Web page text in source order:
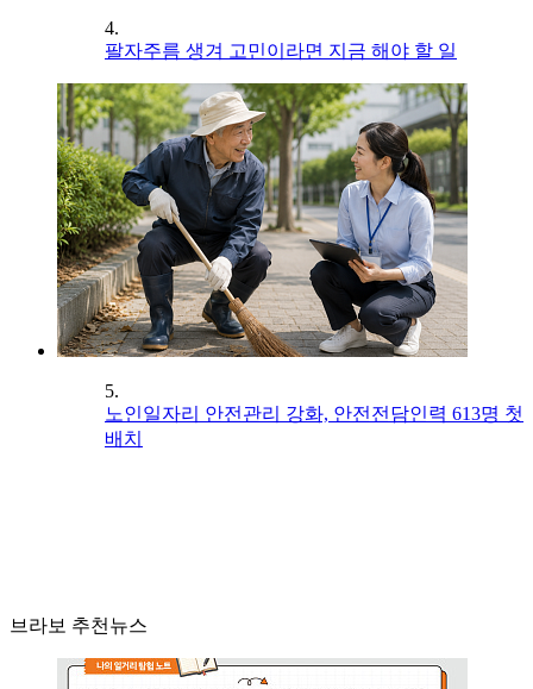
4.
팔자주름 생겨 고민이라면 지금 해야 할 일
5.
노인일자리 안전관리 강화, 안전전담인력 613명 첫
배치
브라보 추천뉴스